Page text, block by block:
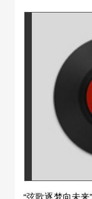
“弦歌逐梦向未